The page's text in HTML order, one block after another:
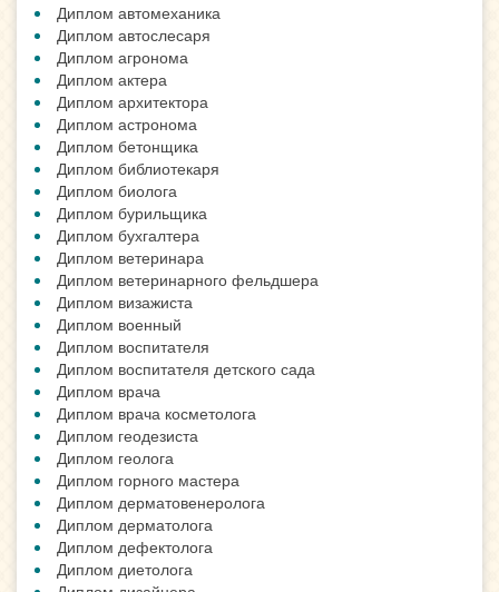
Диплом автомеханика
Диплом автослесаря
Диплом агронома
Диплом актера
Диплом архитектора
Диплом астронома
Диплом бетонщика
Диплом библиотекаря
Диплом биолога
Диплом бурильщика
Диплом бухгалтера
Диплом ветеринара
Диплом ветеринарного фельдшера
Диплом визажиста
Диплом военный
Диплом воспитателя
Диплом воспитателя детского сада
Диплом врача
Диплом врача косметолога
Диплом геодезиста
Диплом геолога
Диплом горного мастера
Диплом дерматовенеролога
Диплом дерматолога
Диплом дефектолога
Диплом диетолога